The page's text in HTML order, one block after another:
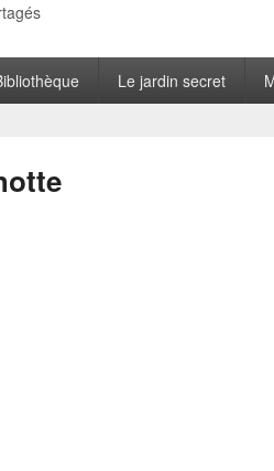
Le jardin secret